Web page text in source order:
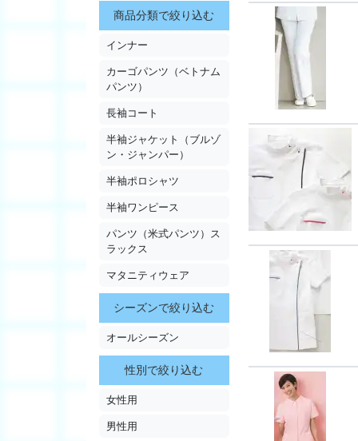
商品分類で絞り込む
インナー
カーゴパンツ（ベトナム
パンツ）
長袖コート
半袖ジャケット（ブルゾ
ン・ジャンパー）
半袖ポロシャツ
半袖ワンピース
パンツ（米式パンツ）ス
ラックス
マタニティウェア
シーズンで絞り込む
オールシーズン
性別で絞り込む
女性用
男性用